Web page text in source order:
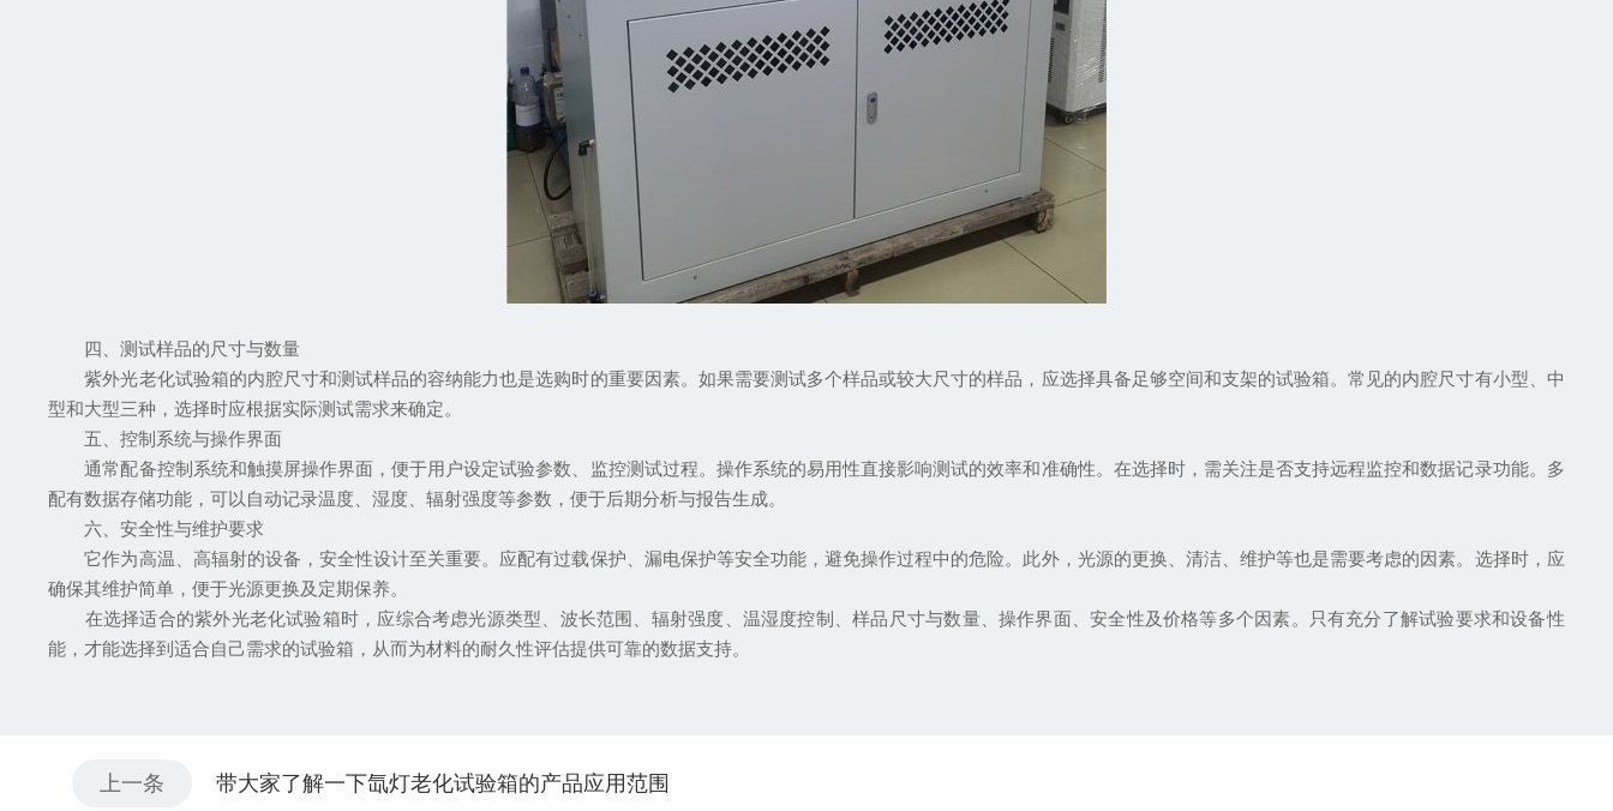
四、测试样品的尺寸与数量
紫外光老化试验箱的内腔尺寸和测试样品的容纳能力也是选购时的重要因素。如果需要测试多个样品或较大尺寸的样品，应选择具备足够空间和支架的试验箱。常见的内腔尺寸有小型、中
型和大型三种，选择时应根据实际测试需求来确定。
五、控制系统与操作界面
通常配备控制系统和触摸屏操作界面，便于用户设定试验参数、监控测试过程。操作系统的易用性直接影响测试的效率和准确性。在选择时，需关注是否支持远程监控和数据记录功能。多
配有数据存储功能，可以自动记录温度、湿度、辐射强度等参数，便于后期分析与报告生成。
六、安全性与维护要求
它作为高温、高辐射的设备，安全性设计至关重要。应配有过载保护、漏电保护等安全功能，避免操作过程中的危险。此外，光源的更换、清洁、维护等也是需要考虑的因素。选择时，应
确保其维护简单，便于光源更换及定期保养。
在选择适合的紫外光老化试验箱时，应综合考虑光源类型、波长范围、辐射强度、温湿度控制、样品尺寸与数量、操作界面、安全性及价格等多个因素。只有充分了解试验要求和设备性
能，才能选择到适合自己需求的试验箱，从而为材料的耐久性评估提供可靠的数据支持。
上一条 带大家了解一下氙灯老化试验箱的产品应用范围